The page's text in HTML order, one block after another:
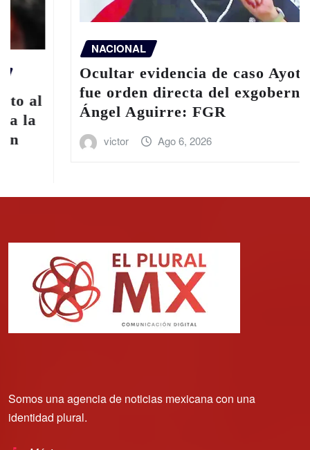
NACIONAL
Ocultar evidencia de caso Ayotzinapa
fue orden directa del exgobernador
Ángel Aguirre: FGR
Ago 6, 2026
Somos una agencia de noticias mexicana con una
identidad plural.